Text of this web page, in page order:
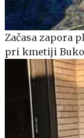
Začasa zapora
pri kmetiji